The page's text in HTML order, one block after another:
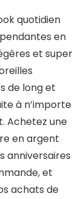
quotidien
en
et super
de long et
à n’importe
Achetez une
en argent
anniversaires
et
achats de